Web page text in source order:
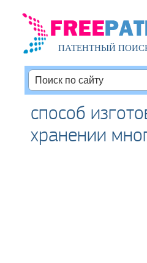
ПАТЕНТНЫЙ
способ
хранении